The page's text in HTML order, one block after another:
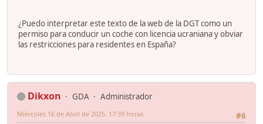
¿Puedo interpretar este texto de la web de la DGT como un
permiso para conducir un coche con licencia ucraniana y obviar
las restricciones para residentes en España?
Dikxon GDA
Administrador
#6
Miércoles 16 de Abril de 2025. 17:39 horas.